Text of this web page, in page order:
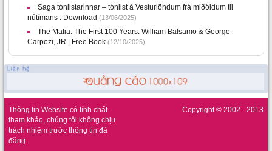
Saga tónlistarinnar – tónlist á Vesturlöndum frá miðöldum til
nútímans : Download (13/06/2025)
The Mafia: The First 100 Years. William Balsamo & George
Carpozi, JR | Free Book (12/10/2025)
Thông tin Website có tính chất
tham khảo, chúng tôi không chịu
trách nhiệm trước thông tin đã
đăng.
Copyright © 2002 - 2013